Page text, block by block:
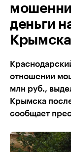
деньги
Крымска
отношении
млн руб.,
Крымска
сообщает